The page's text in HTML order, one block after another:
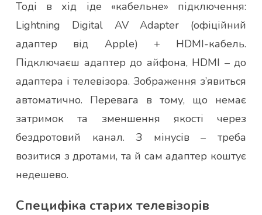
Тоді в хід іде «кабельне» підключення:
Lightning Digital AV Adapter (офіційний
адаптер від Apple) + HDMI-кабель.
Підключаєш адаптер до айфона, HDMI – до
адаптера і телевізора. Зображення з’явиться
автоматично. Перевага в тому, що немає
затримок та зменшення якості через
бездротовий канал. З мінусів – треба
возитися з дротами, та й сам адаптер коштує
недешево.
Специфіка старих телевізорів